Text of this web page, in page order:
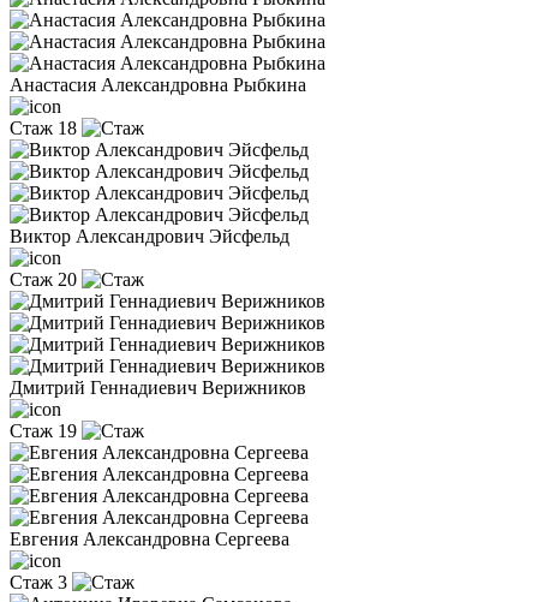
Анастасия Александровна Рыбкина
Стаж 18
Виктор Александрович Эйсфельд
Стаж 20
Дмитрий Геннадиевич Верижников
Стаж 19
Евгения Александровна Сергеева
Стаж 3